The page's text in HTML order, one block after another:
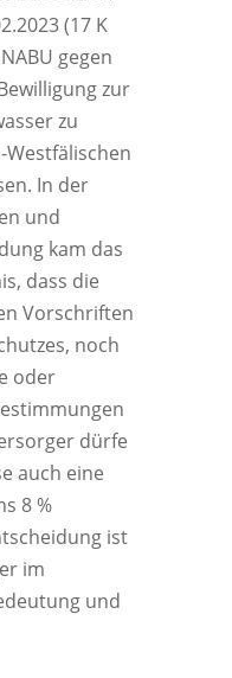
(17 K
gegen
zur
zu
In der
und
kam das
dass die
Vorschriften
noch
oder
dürfe
auch eine
8 %
ist
im
und